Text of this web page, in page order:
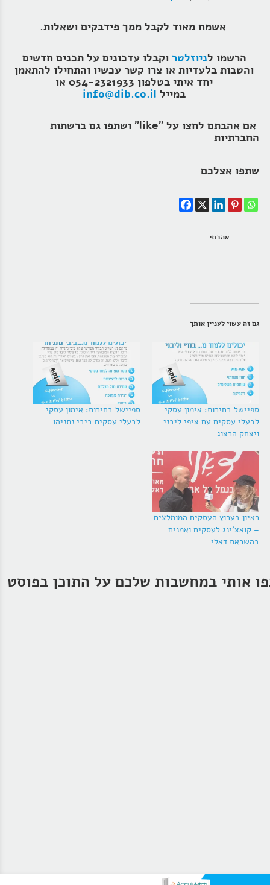
אשמח מאוד לקבל ממך פידבקים ושאלות.
הרשמו לניוזלטר וקבלו עדכונים על תכנים חדשים
והטבות בלעדיות או צרו קשר עכשיו והתחילו להתאמן
יחד איתי בטלפון 054-2321933 או
במייל info@dib.co.il
אם אהבתם לחצו על "like" ושתפו גם ברשתות
החברתיות
שתפו אצלכם
אהבתי
גם זה עשוי לעניין אותך
ספיישל בחירות: אימון עסקי
לבעלי עסקים עם ציפי ליבני
ויצחק הרצוג
ספיישל בחירות: אימון עסקי
לבעלי עסקים ביבי נתניהו
ראיון בערוץ העסקים המומלצים
– קואצ'ינג לעסקים ואמנים
בהשראת דאלי
אותי במחשבות שלכם על התוכן בפוסט